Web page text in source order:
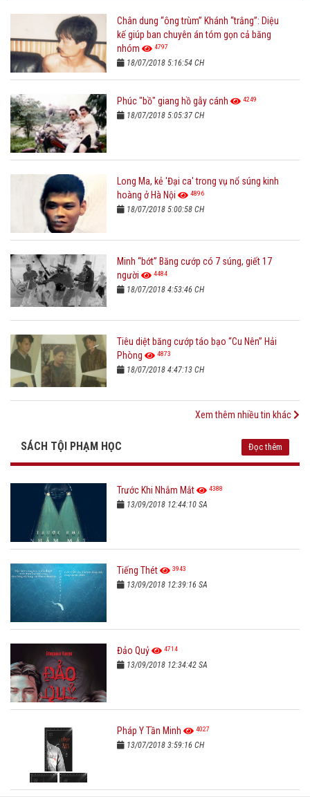
Chân dung “ông trùm” Khánh “trắng”: Diệu
kế giúp ban chuyên án tóm gọn cả băng
nhóm
4797
18/07/2018 5:16:54 CH
Phúc "bồ" giang hồ gẫy cánh 4249
18/07/2018 5:05:37 CH
Long Ma, kẻ 'Đại ca' trong vụ nổ súng kinh
hoàng ở Hà Nội
4896
18/07/2018 5:00:58 CH
Minh “bớt” Băng cướp có 7 súng, giết 17
người
4484
18/07/2018 4:53:46 CH
Tiêu diệt băng cướp táo bạo “Cu Nên” Hải
Phòng
4873
18/07/2018 4:47:13 CH
Xem thêm nhiều tin khác
SÁCH TỘI PHẠM HỌC Đọc thêm
Trước Khi Nhắm Mắt 4388
13/09/2018 12:44:10 SA
Tiếng Thét 3943
13/09/2018 12:39:16 SA
Đảo Quỷ 4714
13/09/2018 12:34:42 SA
Pháp Y Tần Minh 4027
13/07/2018 3:59:16 CH